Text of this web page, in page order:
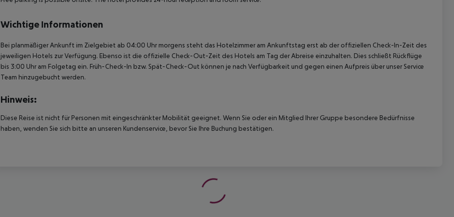
Wichtige Informationen
Bei planmäßiger Ankunft im Zielgebiet ab 04:00 Uhr morgens steht das Hotelzimmer am Ankunftstag erst ab der offiziellen Check-In-Zeit des
jeweiligen Hotels zur Verfügung. Ebenso ist die offizielle Check-Out-Zeit des Hotels am Tag der Abreise einzuhalten. Dies schließt Rückflüge
bis 3:00 Uhr am Folgetag ein. Früh-Check-In bzw. Spät-Check-Out können je nach Verfügbarkeit und gegen einen Aufpreis über unser Service
Team hinzugebucht werden.
Hinweis:
Diese Reise ist nicht für Personen mit eingeschränkter Mobilität geeignet. Wenn Sie oder ein Mitglied Ihrer Gruppe besondere Bedürfnisse
haben, wenden Sie sich bitte an unseren Kundenservice, bevor Sie Ihre Buchung bestätigen.